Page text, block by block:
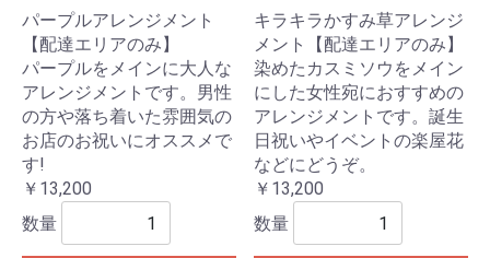
パープルアレンジメント
【配達エリアのみ】
パープルをメインに大人な
アレンジメントです。男性
の方や落ち着いた雰囲気の
お店のお祝いにオススメで
す!
￥13,200
数量
キラキラかすみ草アレンジ
メント【配達エリアのみ】
染めたカスミソウをメイン
にした女性宛におすすめの
アレンジメントです。誕生
日祝いやイベントの楽屋花
などにどうぞ。
￥13,200
数量